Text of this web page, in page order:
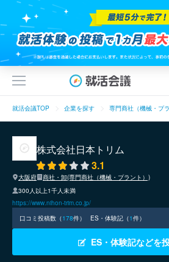
就活会議TOP 企業を探す 専門商社（機械・プ
株式会社日本トリム
3.1
大阪府
商社・卸(専門商社（機械・プラント）)
300人以上1千人未満
https://www.nihon-trim.co.jp/
口コミ投稿数（178件） ES・体験記（1件）
ES・体験記などを